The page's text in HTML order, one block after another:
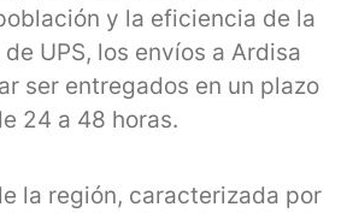
y la eficiencia de la
UPS, los envíos a Ardisa
ser entregados en un plazo
24 a 48 horas.
la región, caracterizada por